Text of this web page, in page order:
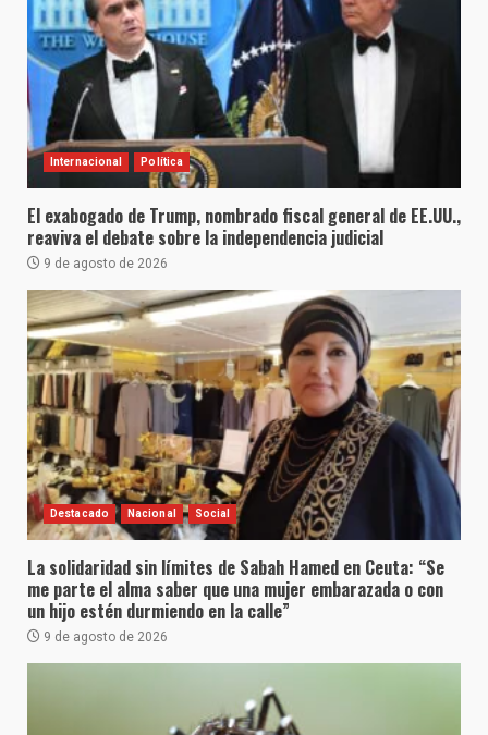
Internacional Política
El exabogado de Trump, nombrado fiscal general de EE.UU.,
reaviva el debate sobre la independencia judicial
9 de agosto de 2026
Destacado Nacional Social
La solidaridad sin límites de Sabah Hamed en Ceuta: “Se
me parte el alma saber que una mujer embarazada o con
un hijo estén durmiendo en la calle”
9 de agosto de 2026